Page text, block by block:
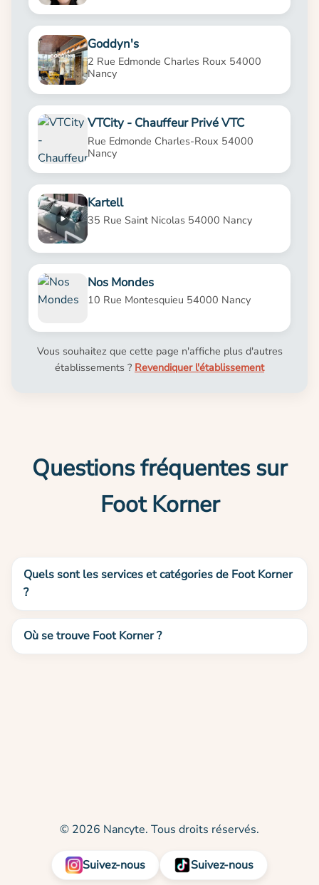
Goddyn's
2 Rue Edmonde Charles Roux 54000
Nancy
VTCity - Chauffeur Privé VTC
Rue Edmonde Charles-Roux 54000
Nancy
Kartell
35 Rue Saint Nicolas 54000 Nancy
Nos Mondes
10 Rue Montesquieu 54000 Nancy
Vous souhaitez que cette page n'affiche plus d'autres
établissements ? Revendiquer l'établissement
Questions fréquentes sur
Foot Korner
Quels sont les services et catégories de Foot Korner
?
Où se trouve Foot Korner ?
© 2026 Nancyte. Tous droits réservés.
Suivez-nous Suivez-nous